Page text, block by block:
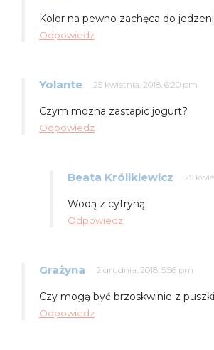
Kolor na pewno zachęca do
Odpowiedz
Yolante 25 kwietnia, 2018, 6:20 pm
Czym mozna zastapic jogurt?
Odpowiedz
Beata Królikiewicz 25
Wodą z cytryną.
Odpowiedz
Grażyna 2 grudnia, 2018, 5:56 pm
Czy mogą być brzoskwinie z
Odpowiedz